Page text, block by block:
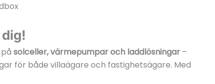
solceller, värmepumpar och laddlösningar –
för både villaägare och fastighetsägare. Med